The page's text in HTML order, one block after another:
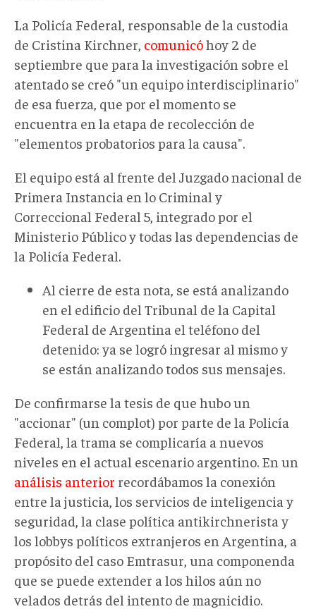
La Policía Federal, responsable de la custodia
de Cristina Kirchner, comunicóhoy 2 de
septiembre que para la investigación sobre el
atentado se creó "un equipo interdisciplinario"
de esa fuerza, que por el momento se
encuentra en la etapa de recolección de
"elementos probatorios para la causa".
El equipo está al frente del Juzgado nacional de
Primera Instancia en lo Criminal y
Correccional Federal 5, integrado por el
Ministerio Público y todas las dependencias de
la Policía Federal.
Al cierre de esta nota, se está analizando
en el edificio del Tribunal de la Capital
Federal de Argentina el teléfono del
detenido: ya se logró ingresar al mismo y
se están analizando todos sus mensajes.
De confirmarse la tesis de que hubo un
"accionar" (un complot) por parte de la Policía
Federal, la trama se complicaría a nuevos
niveles en el actual escenario argentino. En un
análisis anterior recordábamos la conexión
entre la justicia, los servicios de inteligencia y
seguridad, la clase política antikirchnerista y
los lobbys políticos extranjeros en Argentina, a
propósito del caso Emtrasur, una componenda
que se puede extender a los hilos aún no
velados detrás del intento de magnicidio.